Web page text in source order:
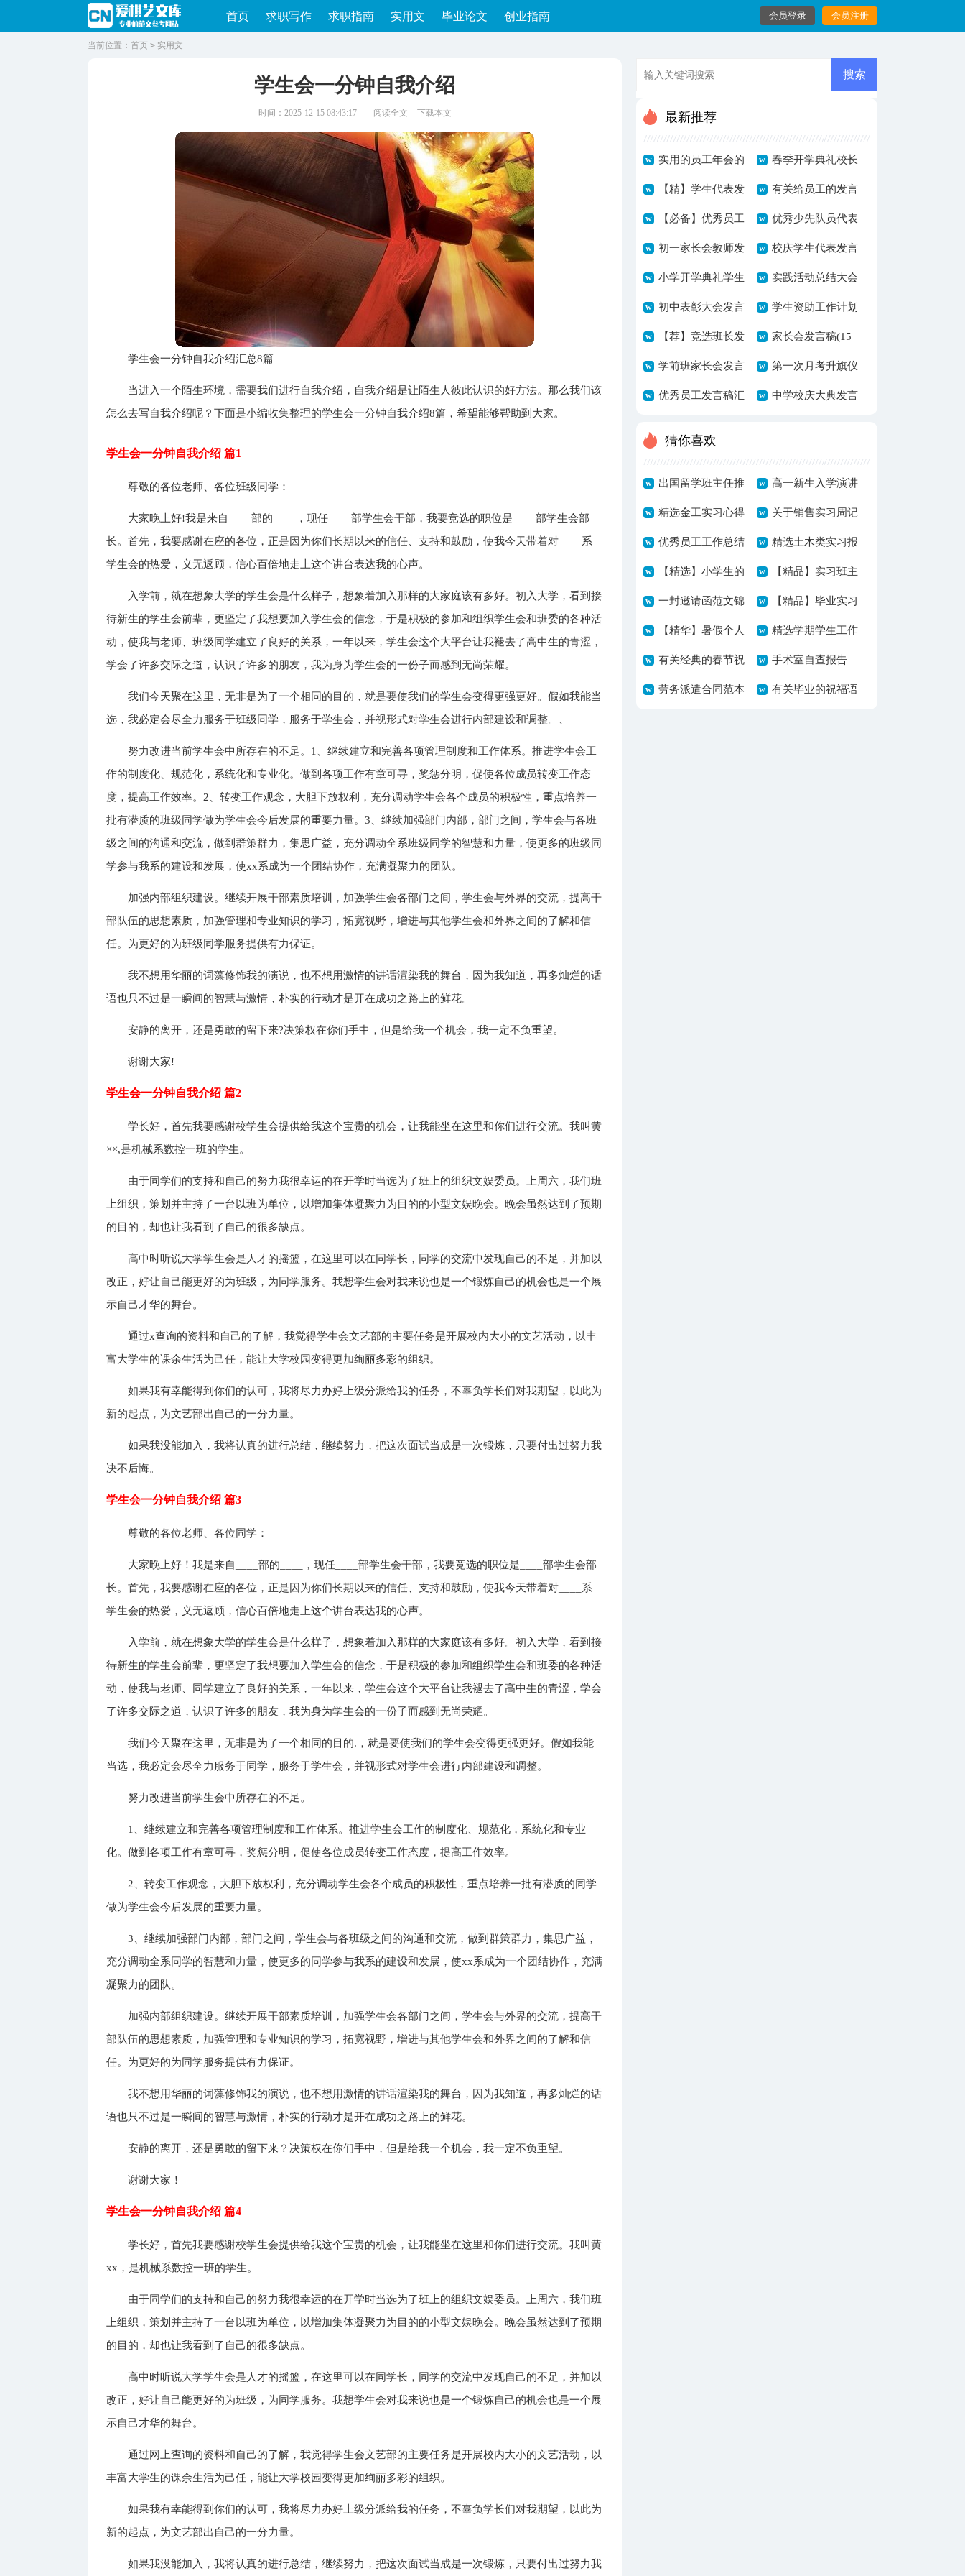
首页 求职写作 求职指南 实用文 毕业论文 创业指南 会员登录 会员注册
当前位置： 首页 > 实用文
学生会一分钟自我介绍
时间：2025-12-15 08:43:17 阅读全文 下载本文
学生会一分钟自我介绍汇总8篇
当进入一个陌生环境，需要我们进行自我介绍，自我介绍是让陌生人彼此认识的好方法。那么我们该
怎么去写自我介绍呢？下面是小编收集整理的学生会一分钟自我介绍8篇，希望能够帮助到大家。
学生会一分钟自我介绍 篇1
尊敬的各位老师、各位班级同学：
大家晚上好!我是来自____部的____，现任____部学生会干部，我要竞选的职位是____部学生会部
长。首先，我要感谢在座的各位，正是因为你们长期以来的信任、支持和鼓励，使我今天带着对____系
学生会的热爱，义无返顾，信心百倍地走上这个讲台表达我的心声。
入学前，就在想象大学的学生会是什么样子，想象着加入那样的大家庭该有多好。初入大学，看到接
待新生的学生会前辈，更坚定了我想要加入学生会的信念，于是积极的参加和组织学生会和班委的各种活
动，使我与老师、班级同学建立了良好的关系，一年以来，学生会这个大平台让我褪去了高中生的青涩，
学会了许多交际之道，认识了许多的朋友，我为身为学生会的一份子而感到无尚荣耀。
我们今天聚在这里，无非是为了一个相同的目的，就是要使我们的学生会变得更强更好。假如我能当
选，我必定会尽全力服务于班级同学，服务于学生会，并视形式对学生会进行内部建设和调整。、
努力改进当前学生会中所存在的不足。1、继续建立和完善各项管理制度和工作体系。推进学生会工
作的制度化、规范化，系统化和专业化。做到各项工作有章可寻，奖惩分明，促使各位成员转变工作态
度，提高工作效率。2、转变工作观念，大胆下放权利，充分调动学生会各个成员的积极性，重点培养一
批有潜质的班级同学做为学生会今后发展的重要力量。3、继续加强部门内部，部门之间，学生会与各班
级之间的沟通和交流，做到群策群力，集思广益，充分调动全系班级同学的智慧和力量，使更多的班级同
学参与我系的建设和发展，使xx系成为一个团结协作，充满凝聚力的团队。
加强内部组织建设。继续开展干部素质培训，加强学生会各部门之间，学生会与外界的交流，提高干
部队伍的思想素质，加强管理和专业知识的学习，拓宽视野，增进与其他学生会和外界之间的了解和信
任。为更好的为班级同学服务提供有力保证。
我不想用华丽的词藻修饰我的演说，也不想用激情的讲话渲染我的舞台，因为我知道，再多灿烂的话
语也只不过是一瞬间的智慧与激情，朴实的行动才是开在成功之路上的鲜花。
安静的离开，还是勇敢的留下来?决策权在你们手中，但是给我一个机会，我一定不负重望。
谢谢大家!
学生会一分钟自我介绍 篇2
学长好，首先我要感谢校学生会提供给我这个宝贵的机会，让我能坐在这里和你们进行交流。我叫黄
××,是机械系数控一班的学生。
由于同学们的支持和自己的努力我很幸运的在开学时当选为了班上的组织文娱委员。上周六，我们班
上组织，策划并主持了一台以班为单位，以增加集体凝聚力为目的的小型文娱晚会。晚会虽然达到了预期
的目的，却也让我看到了自己的很多缺点。
高中时听说大学学生会是人才的摇篮，在这里可以在同学长，同学的交流中发现自己的不足，并加以
改正，好让自己能更好的为班级，为同学服务。我想学生会对我来说也是一个锻炼自己的机会也是一个展
示自己才华的舞台。
通过x查询的资料和自己的了解，我觉得学生会文艺部的主要任务是开展校内大小的文艺活动，以丰
富大学生的课余生活为己任，能让大学校园变得更加绚丽多彩的组织。
如果我有幸能得到你们的认可，我将尽力办好上级分派给我的任务，不辜负学长们对我期望，以此为
新的起点，为文艺部出自己的一分力量。
如果我没能加入，我将认真的进行总结，继续努力，把这次面试当成是一次锻炼，只要付出过努力我
决不后悔。
学生会一分钟自我介绍 篇3
尊敬的各位老师、各位同学：
大家晚上好！我是来自____部的____，现任____部学生会干部，我要竞选的职位是____部学生会部
长。首先，我要感谢在座的各位，正是因为你们长期以来的信任、支持和鼓励，使我今天带着对____系
学生会的热爱，义无返顾，信心百倍地走上这个讲台表达我的心声。
入学前，就在想象大学的学生会是什么样子，想象着加入那样的大家庭该有多好。初入大学，看到接
待新生的学生会前辈，更坚定了我想要加入学生会的信念，于是积极的参加和组织学生会和班委的各种活
动，使我与老师、同学建立了良好的关系，一年以来，学生会这个大平台让我褪去了高中生的青涩，学会
了许多交际之道，认识了许多的朋友，我为身为学生会的一份子而感到无尚荣耀。
我们今天聚在这里，无非是为了一个相同的目的.，就是要使我们的学生会变得更强更好。假如我能
当选，我必定会尽全力服务于同学，服务于学生会，并视形式对学生会进行内部建设和调整。
努力改进当前学生会中所存在的不足。
1、继续建立和完善各项管理制度和工作体系。推进学生会工作的制度化、规范化，系统化和专业
化。做到各项工作有章可寻，奖惩分明，促使各位成员转变工作态度，提高工作效率。
2、转变工作观念，大胆下放权利，充分调动学生会各个成员的积极性，重点培养一批有潜质的同学
做为学生会今后发展的重要力量。
3、继续加强部门内部，部门之间，学生会与各班级之间的沟通和交流，做到群策群力，集思广益，
充分调动全系同学的智慧和力量，使更多的同学参与我系的建设和发展，使xx系成为一个团结协作，充满
凝聚力的团队。
加强内部组织建设。继续开展干部素质培训，加强学生会各部门之间，学生会与外界的交流，提高干
部队伍的思想素质，加强管理和专业知识的学习，拓宽视野，增进与其他学生会和外界之间的了解和信
任。为更好的为同学服务提供有力保证。
我不想用华丽的词藻修饰我的演说，也不想用激情的讲话渲染我的舞台，因为我知道，再多灿烂的话
语也只不过是一瞬间的智慧与激情，朴实的行动才是开在成功之路上的鲜花。
安静的离开，还是勇敢的留下来？决策权在你们手中，但是给我一个机会，我一定不负重望。
谢谢大家！
学生会一分钟自我介绍 篇4
学长好，首先我要感谢校学生会提供给我这个宝贵的机会，让我能坐在这里和你们进行交流。我叫黄
xx，是机械系数控一班的学生。
由于同学们的支持和自己的努力我很幸运的在开学时当选为了班上的组织文娱委员。上周六，我们班
上组织，策划并主持了一台以班为单位，以增加集体凝聚力为目的的小型文娱晚会。晚会虽然达到了预期
的目的，却也让我看到了自己的很多缺点。
高中时听说大学学生会是人才的摇篮，在这里可以在同学长，同学的交流中发现自己的不足，并加以
改正，好让自己能更好的为班级，为同学服务。我想学生会对我来说也是一个锻炼自己的机会也是一个展
示自己才华的舞台。
通过网上查询的资料和自己的了解，我觉得学生会文艺部的主要任务是开展校内大小的文艺活动，以
丰富大学生的课余生活为己任，能让大学校园变得更加绚丽多彩的组织。
如果我有幸能得到你们的认可，我将尽力办好上级分派给我的任务，不辜负学长们对我期望，以此为
新的起点，为文艺部出自己的一分力量。
如果我没能加入，我将认真的进行总结，继续努力，把这次面试当成是一次锻炼，只要付出过努力我
最新推荐
实用的员工年会的
发言稿集合8篇
春季开学典礼校长
发言稿范例
【精】学生代表发
言稿11篇
有关给员工的发言
稿锦集5篇
【必备】优秀员工
的发言稿4篇
优秀少先队员代表
发言稿范文
初一家长会教师发
言稿
校庆学生代表发言
稿
小学开学典礼学生
代表发言稿范文
（通用7篇）
实践活动总结大会
发言稿
初中表彰大会发言
稿范文（精选9
篇）
学生资助工作计划
【荐】竞选班长发
言稿10篇
家长会发言稿(15
篇)
学前班家长会发言
稿
第一次月考升旗仪
式发言稿
优秀员工发言稿汇 中学校庆大典发言
猜你喜欢
出国留学班主任推
荐信4篇
高一新生入学演讲
稿
精选金工实习心得
体会集合4篇
关于销售实习周记
模板汇总七篇
优秀员工工作总结
优秀
精选土木类实习报
告集锦6篇
【精选】小学生的
自我介绍作文600
字九篇
【精品】实习班主
任工作总结合集十
篇
一封邀请函范文锦
集5篇
【精品】毕业实习
周记范文集合7篇
【精华】暑假个人
工作总结3篇
精选学期学生工作
计划8篇
有关经典的春节祝
福语汇总8篇
手术室自查报告
劳务派遣合同范本 有关毕业的祝福语